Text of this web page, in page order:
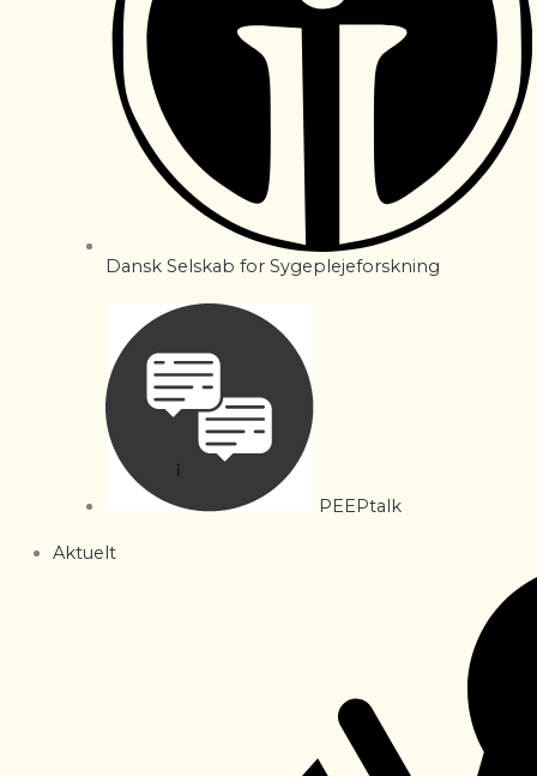
Dansk Selskab for Sygeplejeforskning
PEEPtalk
Aktuelt